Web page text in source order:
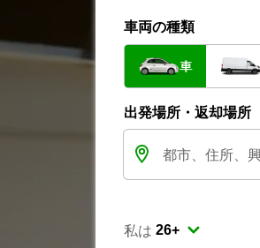
車両の種類
車
出発場所・返却場所
私は